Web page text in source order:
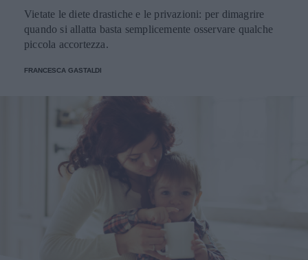
Vietate le diete drastiche e le privazioni: per dimagrire
quando si allatta basta semplicemente osservare qualche
piccola accortezza.
FRANCESCA GASTALDI